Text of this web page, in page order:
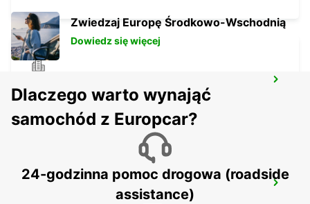
PALMA DE MALLORCA - SPAIN
MENORCA AIRPORT
Zwiedzaj Europę Środkowo-Wschodnią
Dowiedz się więcej
Dlaczego warto wynająć
samochód z Europcar?
24-godzinna pomoc drogowa (roadside
assistance)